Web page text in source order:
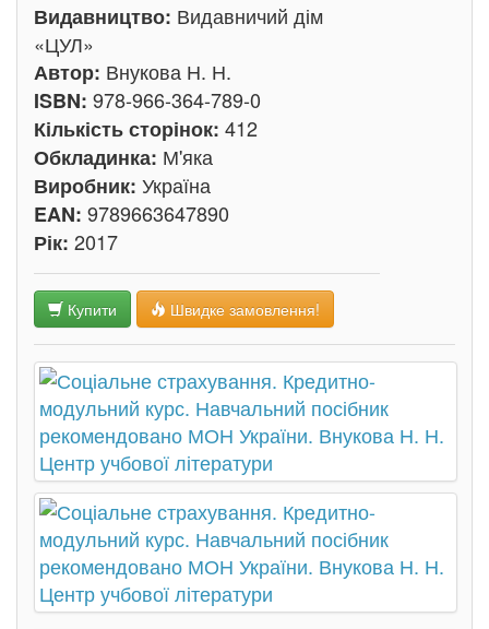
Видавництво: Видавничий дім
«ЦУЛ»
Автор: Внукова Н. Н.
ISBN: 978-966-364-789-0
Кількість сторінок: 412
Обкладинка: М'яка
Виробник: Україна
EAN: 9789663647890
Рік: 2017
Купити Швидке замовлення!